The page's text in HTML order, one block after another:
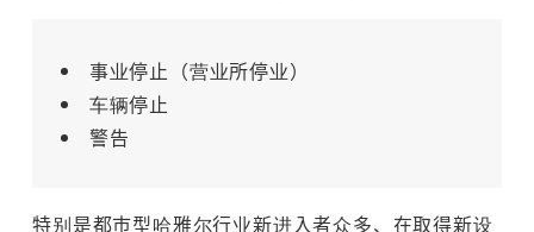
事业停止（营业所停业）
车辆停止
警告
特别是都市型哈雅尔行业新进入者众多、在取得新设